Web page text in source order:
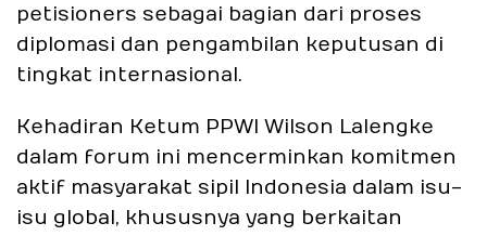
petisioners sebagai bagian dari proses
diplomasi dan pengambilan keputusan di
tingkat internasional.
Kehadiran Ketum PPWI Wilson Lalengke
dalam forum ini mencerminkan komitmen
aktif masyarakat sipil Indonesia dalam isu-
isu global, khususnya yang berkaitan